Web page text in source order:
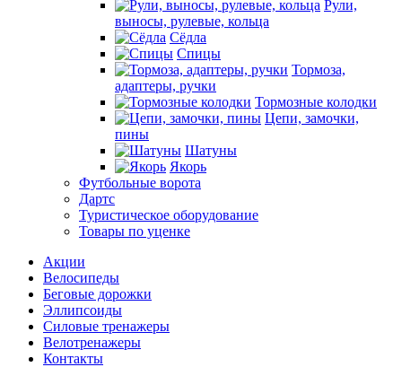
Рули,
выносы, рулевые, кольца
Сёдла
Спицы
Тормоза,
адаптеры, ручки
Тормозные колодки
Цепи, замочки,
пины
Шатуны
Якорь
Футбольные ворота
Дартс
Туристическое оборудование
Товары по уценке
Акции
Велосипеды
Беговые дорожки
Эллипсоиды
Силовые тренажеры
Велотренажеры
Контакты